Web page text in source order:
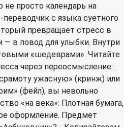
просто календарь на
с языка суетного
превращает стресс в
— в повод для улыбки. Внутри
«шедеврами». Читайте
через переосмысление:
ужасную» (кринж) или
(фейл), вы невольно
«на века»: Плотная бумага,
оформление. Предмет